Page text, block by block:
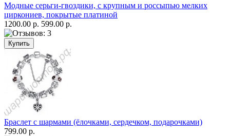
Модные серьги-гвоздики, с крупным и россыпью мелких
циркониев, покрытые платиной
1200.00 р. 599.00 р.
Браслет с шармами (ёлочками, сердечком, подарочками)
799.00 р.